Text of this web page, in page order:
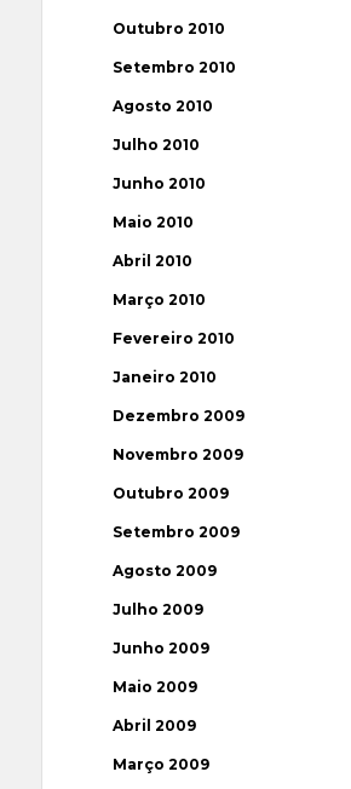
Outubro 2010
Setembro 2010
Agosto 2010
Julho 2010
Junho 2010
Maio 2010
Abril 2010
Março 2010
Fevereiro 2010
Janeiro 2010
Dezembro 2009
Novembro 2009
Outubro 2009
Setembro 2009
Agosto 2009
Julho 2009
Junho 2009
Maio 2009
Abril 2009
Março 2009